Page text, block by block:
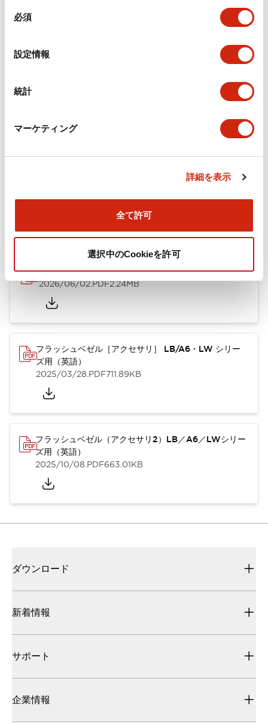
必須
設定情報
統計
マーケティング
詳細を表示
全て許可
選択中のCookieを許可
A6シリーズ φ16小形コントロールユニット（日本語）
フラッシュベゼル［アクセサリ］ LB/A6・LW シリーズ
フラッシュベゼル（アクセサリ2）LB／A6／LWシリー
A6シリーズ φ16小形コントロールユニット（英語）
2026/06/02.PDF2.24MB
フラッシュベゼル［アクセサリ］ LB/A6・LW シリー
ズ用（英語）
2025/03/28.PDF711.89KB
フラッシュベゼル（アクセサリ2）LB／A6／LWシリー
ズ用（英語）
2025/10/08.PDF663.01KB
ダウンロード
新着情報
サポート
企業情報